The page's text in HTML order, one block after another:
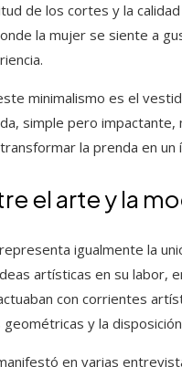
de los cortes y la
la mujer se siente a
minimalismo es el
simple pero
la prenda en un
el arte y la
igualmente la
artísticas en su labor,
con corrientes
y la
en varias